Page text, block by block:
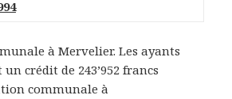
à Mervelier. Les ayants
crédit de 243’952 francs
communale à